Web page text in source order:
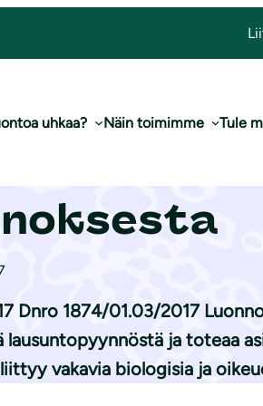
uhkaa? Näin toimimme Tule
Dnro 1874/01.03/2017
ja toteaa
vakavia biologisia ja